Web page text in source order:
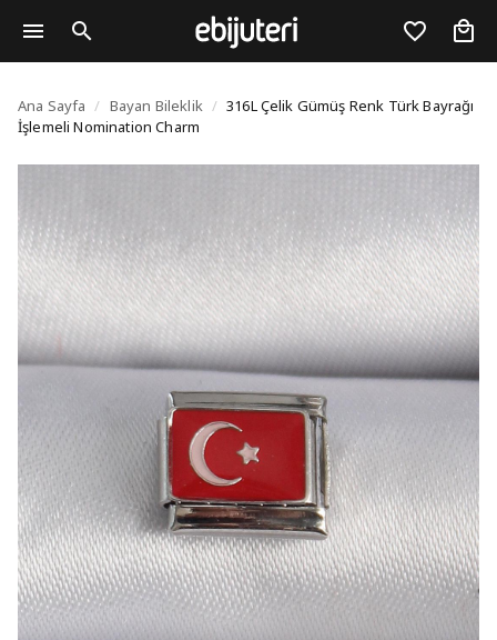
316L Çelik Gümüş
Ana Sayfa / Bayan Bileklik / 316L Çelik Gümüş Renk Türk Bayrağı
İşlemeli Nomination Charm